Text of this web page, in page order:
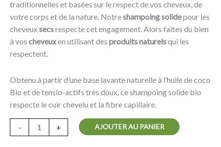
traditionnelles et basées sur le respect de vos cheveux, de
votre corps et de la nature. Notreshampoing solidepour les
cheveuxsecsrespecte cet engagement. Alors faites du bien
à vos cheveuxen utilisant des produits naturelsqui les
respectent.
Obtenu à partir d’une base lavante naturelle à l’huile de coco
Bio et de tensio-actifs très doux, ce shampoing solide bio
respecte le cuir chevelu et la fibre capillaire.
- + AJOUTER AU PANIER